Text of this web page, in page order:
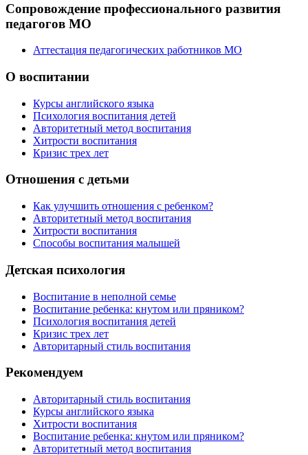
Сопровождение профессионального развития
педагогов МО
Аттестация педагогических работников МО
О воспитании
Курсы английского языка
Психология воспитания детей
Авторитетный метод воспитания
Хитрости воспитания
Кризис трех лет
Отношения с детьми
Как улучшить отношения с ребенком?
Авторитетный метод воспитания
Хитрости воспитания
Способы воспитания малышей
Детская психология
Воспитание в неполной семье
Воспитание ребенка: кнутом или пряником?
Психология воспитания детей
Кризис трех лет
Авторитарный стиль воспитания
Рекомендуем
Авторитарный стиль воспитания
Курсы английского языка
Хитрости воспитания
Воспитание ребенка: кнутом или пряником?
Авторитетный метод воспитания